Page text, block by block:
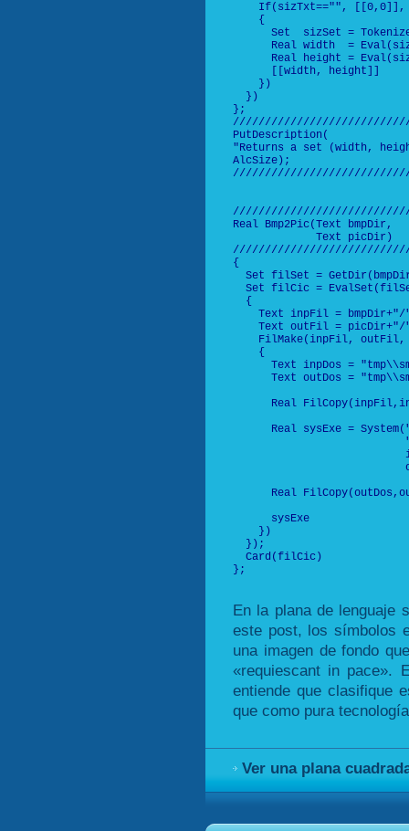
If(sizTxt=="",
    {
Set  sizSet =
Real width  =
Real height =
      [[width, height]]
    })
  })
};
PutDescription(
"Returns a set (width,
AlcSize);
Real Bmp2Pic(Text bmpDir,
             Text picDir)
{
Set filSet =
Set filCic =
  {
Text inpFil = bmpDir+"/
Text outFil =
FilMake(inpFil,
    {
Text inpDos =
Text outDos =
Real
Real sysExe =
Real
      sysExe
    })
  });
  Card(filCic)
};
En la plana de lenguaje
este post, los símbolos
una imagen de fondo
«requiescant in pace».
entiende que clasifique
que como pura
Ver una plana